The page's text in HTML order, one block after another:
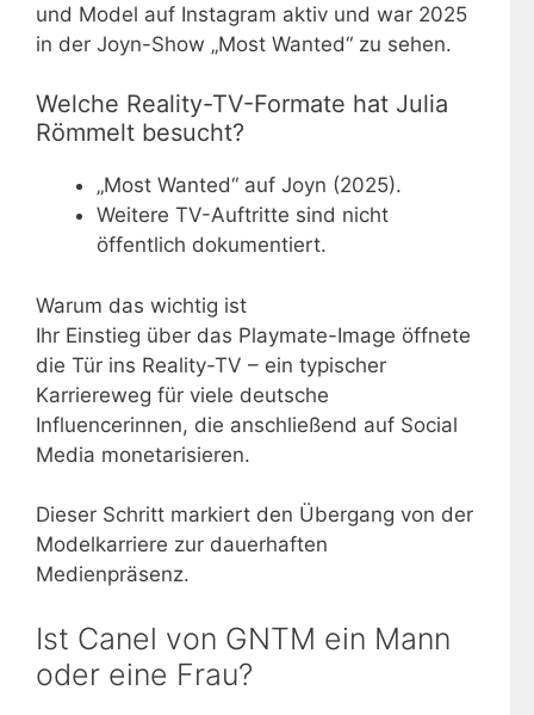
und Model auf Instagram aktiv und war 2025
in der Joyn-Show „Most Wanted“ zu sehen.
Welche Reality-TV-Formate hat Julia
Römmelt besucht?
„Most Wanted“ auf Joyn (2025).
Weitere TV-Auftritte sind nicht
öffentlich dokumentiert.
Warum das wichtig ist
Ihr Einstieg über das Playmate-Image öffnete
die Tür ins Reality-TV – ein typischer
Karriereweg für viele deutsche
Influencerinnen, die anschließend auf Social
Media monetarisieren.
Dieser Schritt markiert den Übergang von der
Modelkarriere zur dauerhaften
Medienpräsenz.
Ist Canel von GNTM ein Mann
oder eine Frau?